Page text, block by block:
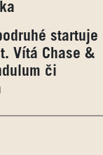
startuje
Vítá Chase &
či